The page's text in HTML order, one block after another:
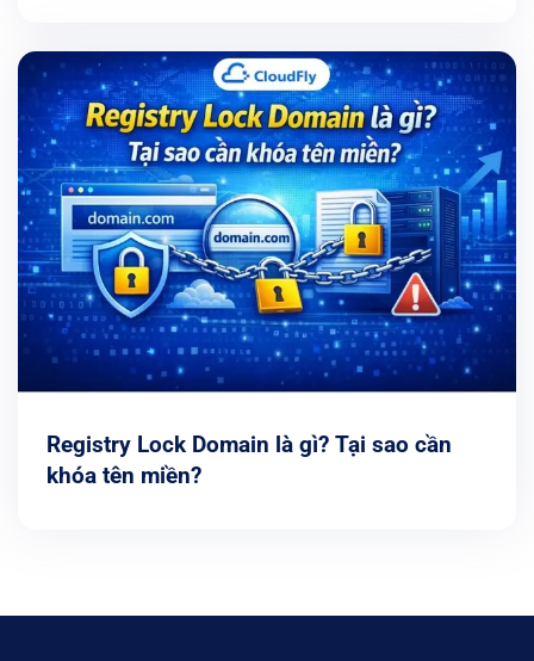
Registry Lock Domain là gì? Tại sao cần
khóa tên miền?